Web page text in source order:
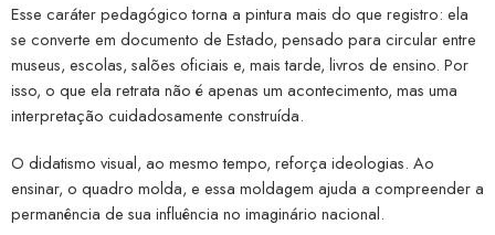
Esse caráter pedagógico torna a pintura mais do que registro: ela
se converte em documento de Estado, pensado para circular entre
museus, escolas, salões oficiais e, mais tarde, livros de ensino. Por
isso, o que ela retrata não é apenas um acontecimento, mas uma
interpretação cuidadosamente construída.
O didatismo visual, ao mesmo tempo, reforça ideologias. Ao
ensinar, o quadro molda, e essa moldagem ajuda a compreender a
permanência de sua influência no imaginário nacional.